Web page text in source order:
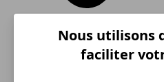
Nous utilisons
faciliter